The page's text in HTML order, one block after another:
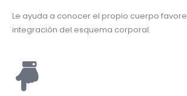
Le ayuda a conocer el propio cuerpo
integración del esquema corporal.